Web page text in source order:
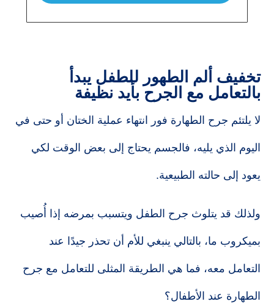
تخفيف ألم الطهور للطفل يبدأ
بالتعامل مع الجرح بأيد نظيفة
لا يلتئم جرح الطهارة فور انتهاء عملية الختان أو حتى في
اليوم الذي يليه، فالجسم يحتاج إلى بعض الوقت لكي
يعود إلى حالته الطبيعية.
ولذلك قد يتلوث جرح الطفل ويتسبب بمرضه إذا أُصيب
بميكروب ما، بالتالي ينبغي للأم أن تحذر جيدًا عند
التعامل معه، فما هي الطريقة المثلى للتعامل مع جرح
الطهارة عند الأطفال؟